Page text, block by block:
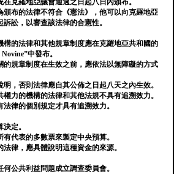
克羅地亞議會通過之日起八日內頒布。
頒布的法律不符合《憲法》，他可以向克羅地亞
訟，以審查該法律的合憲性。
構的法律和其他規章制度應在克羅地亞共和國的
中發布。
的規章制度在生效之前，應依法以無障礙的方式
明，否則法律應自其公佈之日起八天之內生效。
力的機構的法律和其他法規不具有追溯效力。
律的個別規定才具有追溯效力。
定。
代表的多數票來製定中央預算。
律，應具體說明這種資金的來源。
公共利益問題成立調查委員會。